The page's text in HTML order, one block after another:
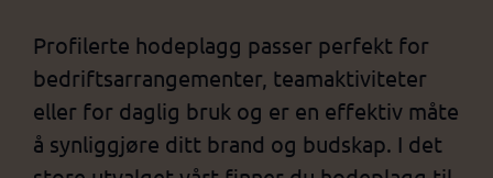
Profilerte hodeplagg passer perfekt for
bedriftsarrangementer, teamaktiviteter
eller for daglig bruk og er en effektiv måte
å synliggjøre ditt brand og budskap. I det